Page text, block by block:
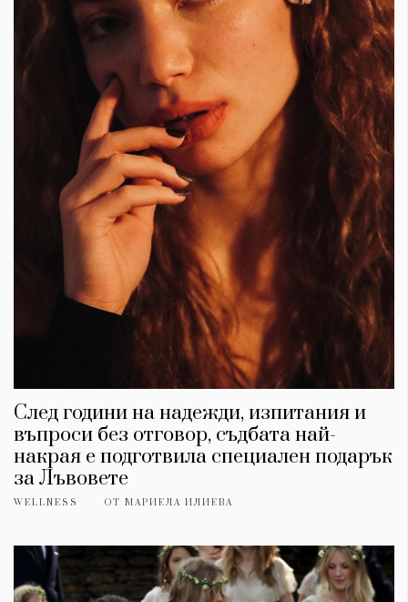
След години на надежди, изпитания и
въпроси без отговор, съдбата най-
накрая е подготвила специален подарък
за Лъвовете
WELLNESS ОТ МАРИЕЛА ИЛИЕВА
КАТЕГОРИИ
Dialogue
Изкуство
Красота
Цветно
ЗА НАС
Условия за
ползване
За нас
Реклама
Политика за
поверителност
ModerenDom
СЛЕДВАЙТЕ НИ
Instagram Twitter
Pinterest
Soundcloud
Ако нашият сайт ви харесва, можете да се абонирате за
седмичния ни нюзлетър тук:
© 2026, HighViewArt | Всички права запазени